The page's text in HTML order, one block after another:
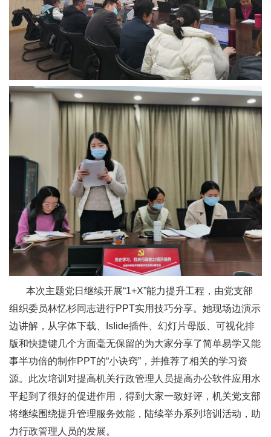
本次主题党日继续开展“1+X”能力提升工程，由党支部
组织委员林忆杉同志进行PPT实用技巧分享。她现场边演示
边讲解，从字体下载、IsIide插件、幻灯片母版、可视化排
版和快捷键几个方面毫无保留的为大家分享了简单易学又能
事半功倍的制作PPT的“小诀窍”，并推荐了相关的学习资
源。此次培训对提高机关行政管理人员提高办公软件应用水
平起到了很好的促进作用，得到大家一致好评，机关党支部
将继续围绕提升管理服务效能，陆续举办系列培训活动，助
力行政管理人员的发展。